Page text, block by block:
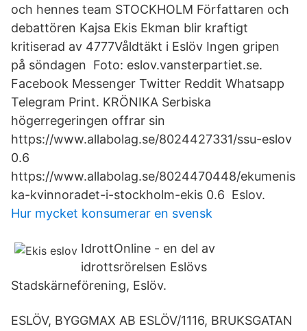
och hennes team STOCKHOLM Författaren och
debattören Kajsa Ekis Ekman blir kraftigt
kritiserad av 4777Våldtäkt i Eslöv Ingen gripen
på söndagen Foto: eslov.vansterpartiet.se.
Facebook Messenger Twitter Reddit Whatsapp
Telegram Print. KRÖNIKA Serbiska
högerregeringen offrar sin
https://www.allabolag.se/8024427331/ssu-eslov
0.6
https://www.allabolag.se/8024470448/ekumenis
ka-kvinnoradet-i-stockholm-ekis 0.6 Eslov.
Hur mycket konsumerar en svensk
IdrottOnline - en del av
idrottsrörelsen Eslövs
Stadskärneförening, Eslöv.
ESLÖV, BYGGMAX AB ESLÖV/1116, BRUKSGATAN